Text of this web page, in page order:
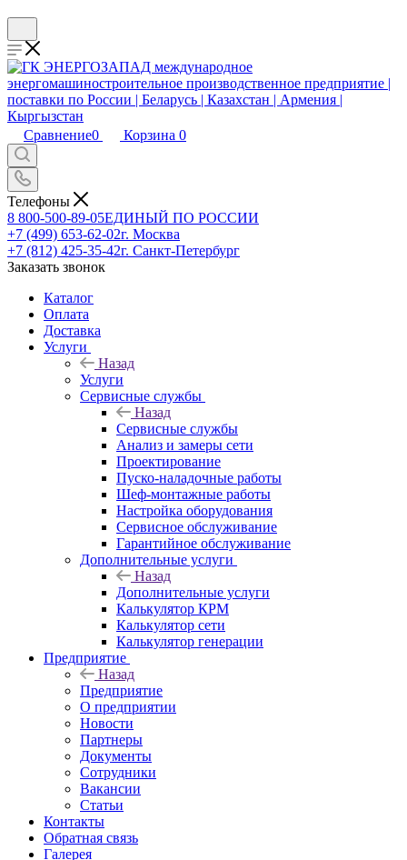
Сравнение0 Корзина 0
Телефоны
8 800-500-89-05ЕДИНЫЙ ПО РОССИИ
+7 (499) 653-62-02г. Москва
+7 (812) 425-35-42г. Санкт-Петербург
Заказать звонок
Каталог
Оплата
Доставка
Услуги
Назад
Услуги
Сервисные службы
Назад
Сервисные службы
Анализ и замеры сети
Проектирование
Пуско-наладочные работы
Шеф-монтажные работы
Настройка оборудования
Сервисное обслуживание
Гарантийное обслуживание
Дополнительные услуги
Назад
Дополнительные услуги
Калькулятор КРМ
Калькулятор сети
Калькулятор генерации
Предприятие
Назад
Предприятие
О предприятии
Новости
Партнеры
Документы
Сотрудники
Вакансии
Статьи
Контакты
Обратная связь
Галерея